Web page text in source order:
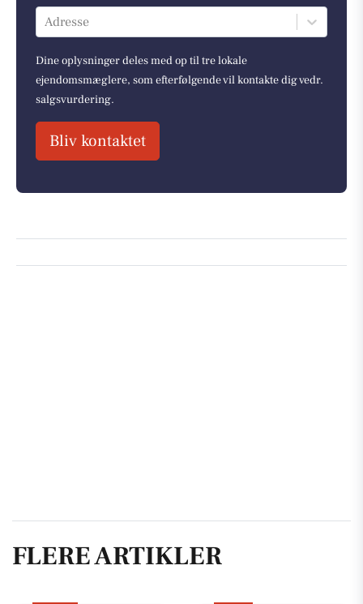
Adresse
Dine oplysninger deles med op til tre lokale
ejendomsmæglere, som efterfølgende vil kontakte dig vedr.
salgsvurdering.
Bliv kontaktet
FLERE ARTIKLER